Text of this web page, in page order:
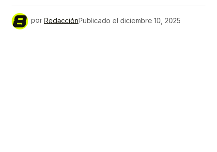
por RedacciónPublicado el diciembre 10, 2025